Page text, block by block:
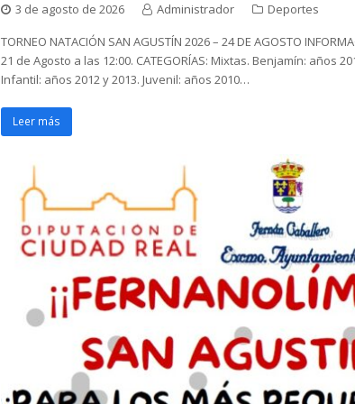
3 de agosto de 2026 Administrador
Deportes
TORNEO NATACIÓN SAN AGUSTÍN 2026 – 24 DE AGOSTO
21 de Agosto a las 12:00. CATEGORÍAS: Mixtas. Benjamín: años
Infantil: años 2012 y 2013. Juvenil: años 2010…
Leer más